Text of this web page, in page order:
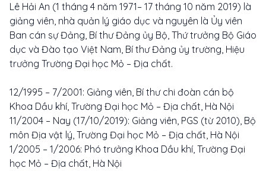
Lê Hải An (1 tháng 4 năm 1971– 17 tháng 10 năm 2019) là
giảng viên, nhà quản lý giáo dục và nguyên là Ủy viên
Ban cán sự Đảng, Bí thư Đảng ủy Bộ, Thứ trưởng Bộ Giáo
dục và Đào tạo Việt Nam, Bí thư Đảng ủy trường, Hiệu
trưởng Trường Đại học Mỏ – Địa chất.
12/1995 – 7/2001: Giảng viên, Bí thư chi đoàn cán bộ
Khoa Dầu khí, Trường Đại học Mỏ – Địa chất, Hà Nội
11/2004 – Nay (17/10/2019): Giảng viên, PGS (từ 2010), Bộ
môn Địa vật lý, Trường Đại học Mỏ – Địa chất, Hà Nội
1/2005 – 1/2006: Phó trưởng Khoa Dầu khí, Trường Đại
học Mỏ – Địa chất, Hà Nội